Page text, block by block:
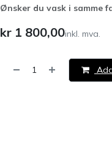
Ønsker du vask i samme
kr 1 800,00inkl. mva.